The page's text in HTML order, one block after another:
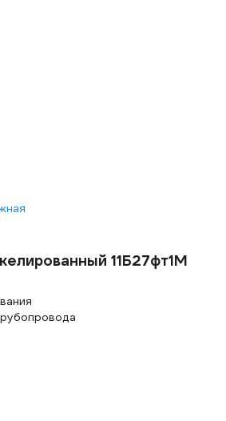
11Б27фт1М